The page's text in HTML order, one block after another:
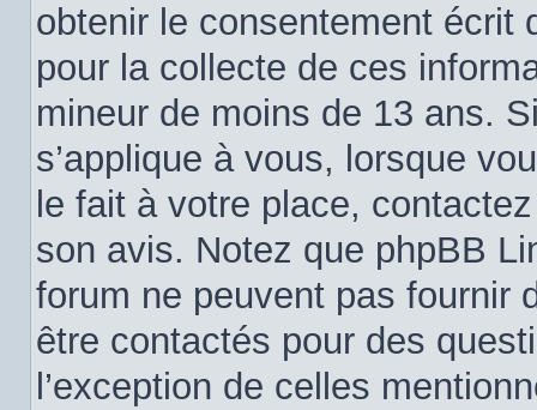
obtenir le consentement écrit
pour la collecte de ces
mineur de moins de 13 ans.
s’applique à vous, lorsque
le fait à votre place,
son avis. Notez que phpBB
forum ne peuvent pas fournir
être contactés pour des
l’exception de celles